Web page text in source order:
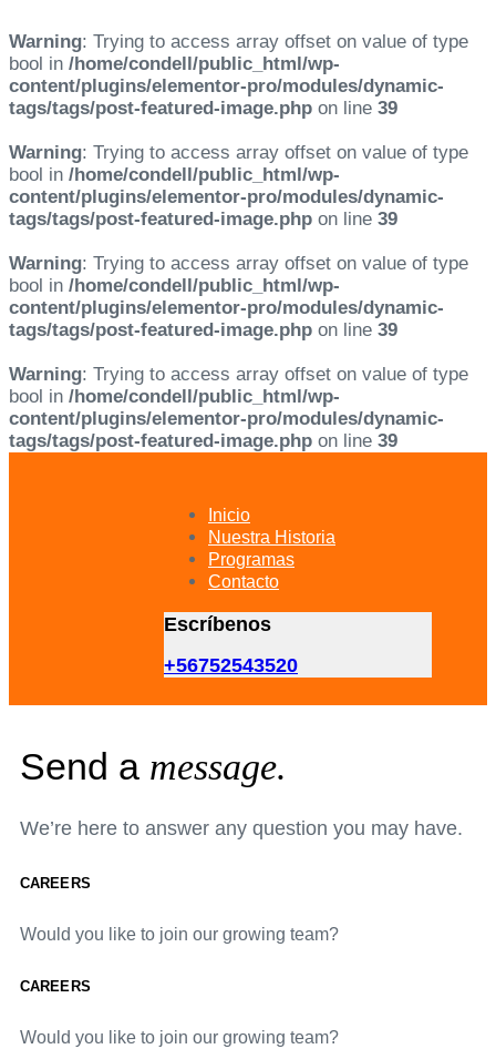
Warning: Trying to access array offset on value of type
bool in /home/condell/public_html/wp-
content/plugins/elementor-pro/modules/dynamic-
tags/tags/post-featured-image.php on line 39
Warning: Trying to access array offset on value of type
bool in /home/condell/public_html/wp-
content/plugins/elementor-pro/modules/dynamic-
tags/tags/post-featured-image.php on line 39
Warning: Trying to access array offset on value of type
bool in /home/condell/public_html/wp-
content/plugins/elementor-pro/modules/dynamic-
tags/tags/post-featured-image.php on line 39
Warning: Trying to access array offset on value of type
bool in /home/condell/public_html/wp-
content/plugins/elementor-pro/modules/dynamic-
tags/tags/post-featured-image.php on line 39
Inicio
Nuestra Historia
Programas
Contacto
Escríbenos
+56752543520
Send a message.
We’re here to answer any question you may have.
CAREERS
Would you like to join our growing team?
CAREERS
Would you like to join our growing team?